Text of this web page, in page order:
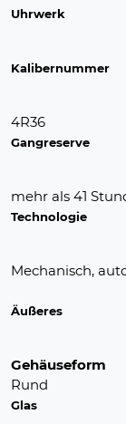
Uhrwerk
Kalibernummer
4R36
Gangreserve
mehr als 41
Technologie
Mechanisch,
Äußeres
Gehäuseform
Rund
Glas